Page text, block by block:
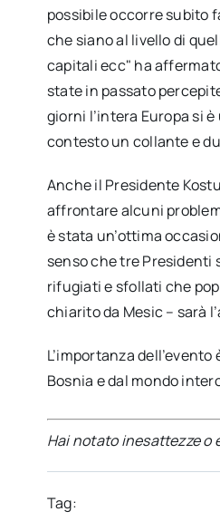
possibile occorre subito
che siano al livello di
capitali ecc" ha
state in passato
giorni l’intera Europa si
contesto un collante e
Anche il Presidente
affrontare alcuni
è stata un’ottima
senso che tre
rifugiati e sfollati che
chiarito da Mesic – sarà
L’importanza
Bosnia e dal mondo
Hai notato inesattezze
Tag: